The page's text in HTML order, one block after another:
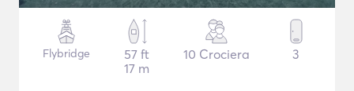
Flybridge
57 ft
17 m
10 Crociera 3